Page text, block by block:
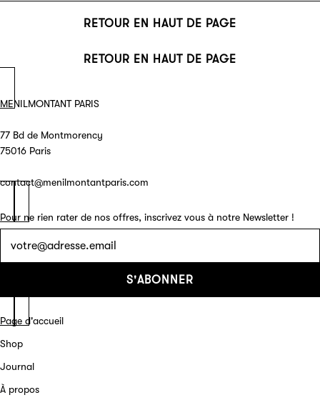
RETOUR EN HAUT DE PAGE
RETOUR EN HAUT DE PAGE
MENILMONTANT PARIS
77 Bd de Montmorency
75016 Paris
contact@menilmontantparis.com
Pour ne rien rater de nos offres, inscrivez vous à notre Newsletter !
d'information
S'ABONNER
Page d'accueil
Shop
Journal
À propos